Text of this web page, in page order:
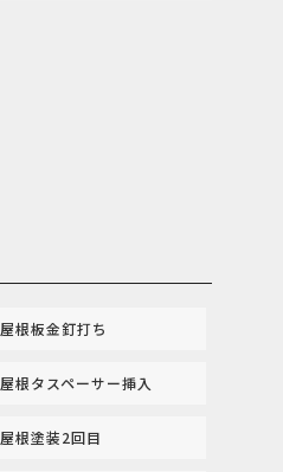
屋根板金釘打ち
屋根タスペーサー挿入
屋根塗装2回目